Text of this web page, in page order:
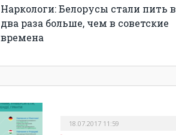
Наркологи: Белорусы стали пить в
два раза больше, чем в советские
времена
18.07.2017 11:59